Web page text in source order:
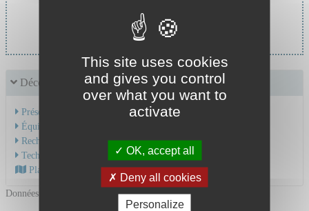
Pr GIRAUX Pascal
Découvrir le service
Présentation de l'activité
Équipe Médicale
Recherche & Enseignement
Technique et soins
Plan d'accès au CHU
Données mises à jour le 10/01/2025
This site uses cookies
and gives you control
over what you want to
activate
OK, accept all
Deny all cookies
Personalize